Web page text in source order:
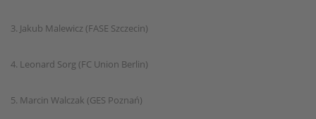
3. Jakub Malewicz (FASE Szczecin)
4. Leonard Sorg (FC Union Berlin)
5. Marcin Walczak (GES Poznań)